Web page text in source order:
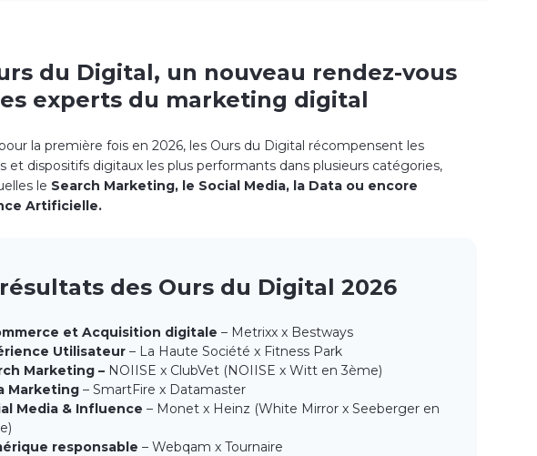
du Digital, un nouveau rendez-vous
experts du marketing digital
la première fois en 2026, les Ours du Digital récompensent les
et dispositifs digitaux les plus performants dans plusieurs catégories,
le Search Marketing, le Social Media, la Data ou encore
Artificielle.
des Ours du Digital 2026
et Acquisition digitale – Metrixx x Bestways
Utilisateur – La Haute Société x Fitness Park
Marketing – NOIISE x ClubVet (NOIISE x Witt en 3ème)
Marketing – SmartFire x Datamaster
Media & Influence – Monet x Heinz (White Mirror x Seeberger en
)
responsable – Webqam x Tournaire